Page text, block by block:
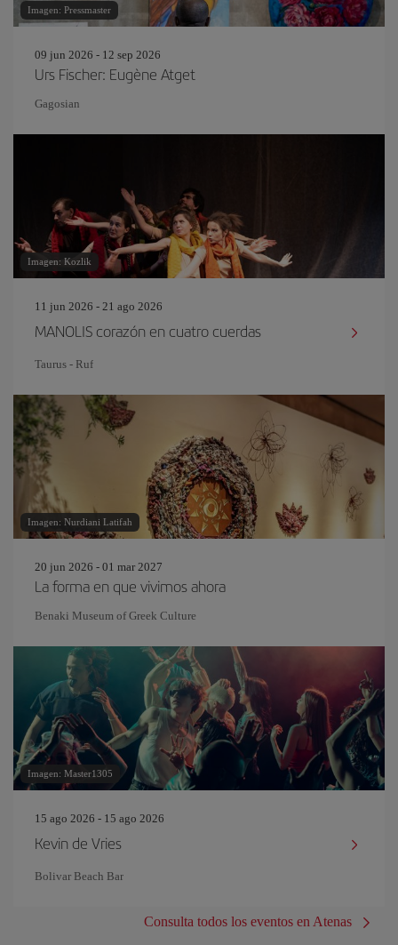
Imagen: Pressmaster
09 jun 2026 - 12 sep 2026
Urs Fischer: Eugène Atget
Gagosian
Imagen: Kozlik
11 jun 2026 - 21 ago 2026
MANOLIS corazón en cuatro cuerdas
Taurus - Ruf
Imagen: Nurdiani Latifah
20 jun 2026 - 01 mar 2027
La forma en que vivimos ahora
Benaki Museum of Greek Culture
Imagen: Master1305
15 ago 2026 - 15 ago 2026
Kevin de Vries
Bolivar Beach Bar
Consulta todos los eventos en Atenas